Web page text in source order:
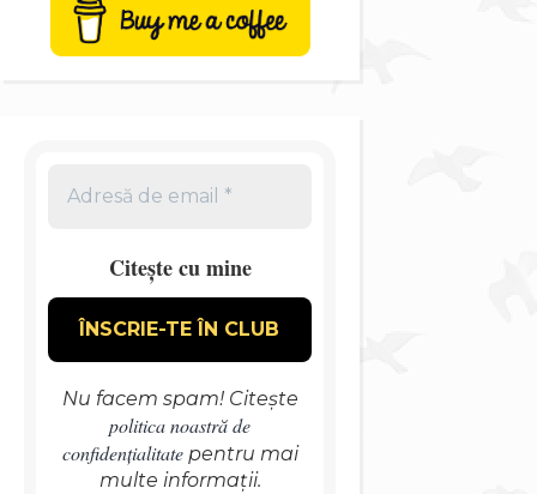
Citește cu mine
Nu facem spam! Citește
politica noastră de
confidențialitatepentru mai
multe informații.